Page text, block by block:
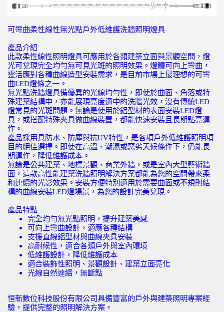
可彎曲柔性線性無光點戶外低維護洗牆照明燈具
產品介紹
此款柔性線性照明燈具可應用於各類建築立面與景觀空間，燈
光可兌現完全均勻無可見光斑的照明效果。燈體可向上彎曲，
靈活應對各種曲線造型安裝需求，是目前市場上最理想的可彎
曲LED燈條之一。
無光點洗牆燈具備優異的光線均勻性，即使於曲面、角落或特
殊建築結構中，亦能展現亮度適中的洗牆光效，沒有傳統LED
燈常見的光斑問題。無論是使用於鋁型材的表面安裝LED燈
具，或搭配特殊夾具做曲線裝置，都能快速安裝且長期點亮運
作。
產品採用具防水、防塵與抗UV特性，是各項戶外低維護照明項
目的絕佳選擇。即使在高溫、潮濕或惡劣天候條件下，仍能長
期運作，降低維護成本。
無論是公共建築、地標景觀、商業外牆，或是室內大型藝術牆
面，這款高性能建築洗牆照明解決方案都能為您的空間帶來柔
和連續的光影效果。安裝方便特別適用於需要曲面或不規則結
構的曲線安裝LED燈場景，為您的設計完美兌現。
產品特點
完全均勻無光點照明，提升建築美感
可向上彎曲設計，適應各種結構
支援直線鋁型材與曲線夾具安裝
高耐候性，適合各類戶外與室內環境
低維護設計，降低維護成本
適合裝飾性照明、景觀設計、建築立面亮化
光線自然連續，無斷點
恒新數位科技股份有限公司具備豐富的戶外與建築照明專案經
驗，提供完整的照明解決方案。